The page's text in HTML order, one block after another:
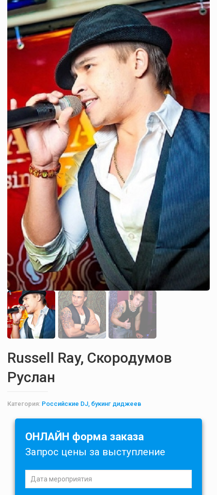
Russell Ray, Скородумов
Руслан
Категория: Российские DJ, букинг диджеев
ОНЛАЙН форма заказа
Запрос цены за выступление